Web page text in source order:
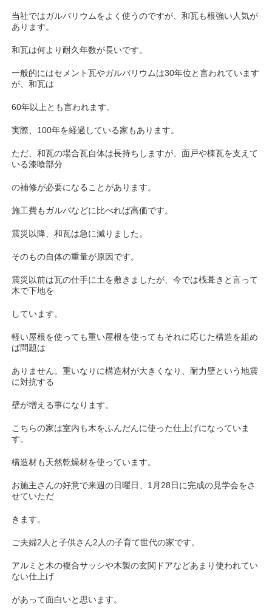
当社ではガルバリウムをよく使うのですが、和瓦も根強い人気が
あります。
和瓦は何より耐久年数が長いです。
一般的にはセメント瓦やガルバリウムは30年位と言われています
が、和瓦は
60年以上とも言われます。
実際、100年を経過している家もあります。
ただ、和瓦の場合瓦自体は長持ちしますが、面戸や棟瓦を支えて
いる漆喰部分
の補修が必要になることがあります。
施工費もガルバなどに比べれば高価です。
震災以降、和瓦は急に減りました。
そのもの自体の重量が原因です。
震災以前は瓦の仕手に土を敷きましたが、今では桟葺きと言って
木で下地を
しています。
軽い屋根を使っても重い屋根を使ってもそれに応じた構造を組め
ば問題は
ありません。重いなりに構造材が大きくなり、耐力壁という地震
に対抗する
壁が増える事になります。
こちらの家は室内も木をふんだんに使った仕上げになっていま
す。
構造材も天然乾燥材を使っています。
お施主さんの好意で来週の日曜日、1月28日に完成の見学会をさ
せていただ
きます。
ご夫婦2人と子供さん2人の子育て世代の家です。
アルミと木の複合サッシや木製の玄関ドアなどあまり使われてい
ない仕上げ
があって面白いと思います。